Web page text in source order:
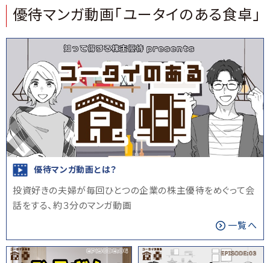
優待マンガ動画「ユータイのある食卓」
優待マンガ動画とは？
投資好きの夫婦が毎回ひとつの企業の株主優待をめぐって会
話をする、約３分のマンガ動画
一覧へ